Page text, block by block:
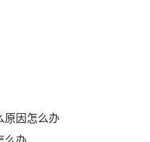
原因怎么办